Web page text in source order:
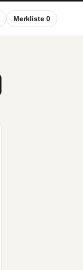
Merkliste 0